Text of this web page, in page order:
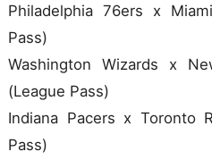
Philadelphia 76ers x
Pass)
Washington Wizards x
(League Pass)
Indiana Pacers x Toronto
Pass)